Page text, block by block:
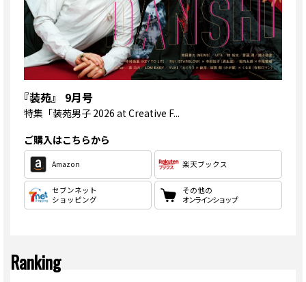
『装苑』 9月号
特集 「装苑男子 2026 at Creative F...
ご購入はこちらから
Amazon 楽天ブックス
セブンネット
ショッピング
その他の
オンラインショップ
Ranking